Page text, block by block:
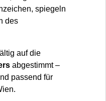
spiegeln
des
auf die
abgestimmt –
passend für